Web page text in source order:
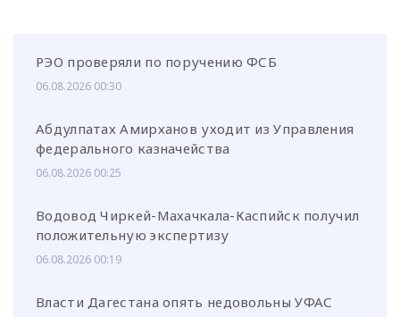
РЭО проверяли по поручению ФСБ
06.08.2026 00:30
Абдулпатах Амирханов уходит из Управления
федерального казначейства
06.08.2026 00:25
Водовод Чиркей-Махачкала-Каспийск получил
положительную экспертизу
06.08.2026 00:19
Власти Дагестана опять недовольны УФАС